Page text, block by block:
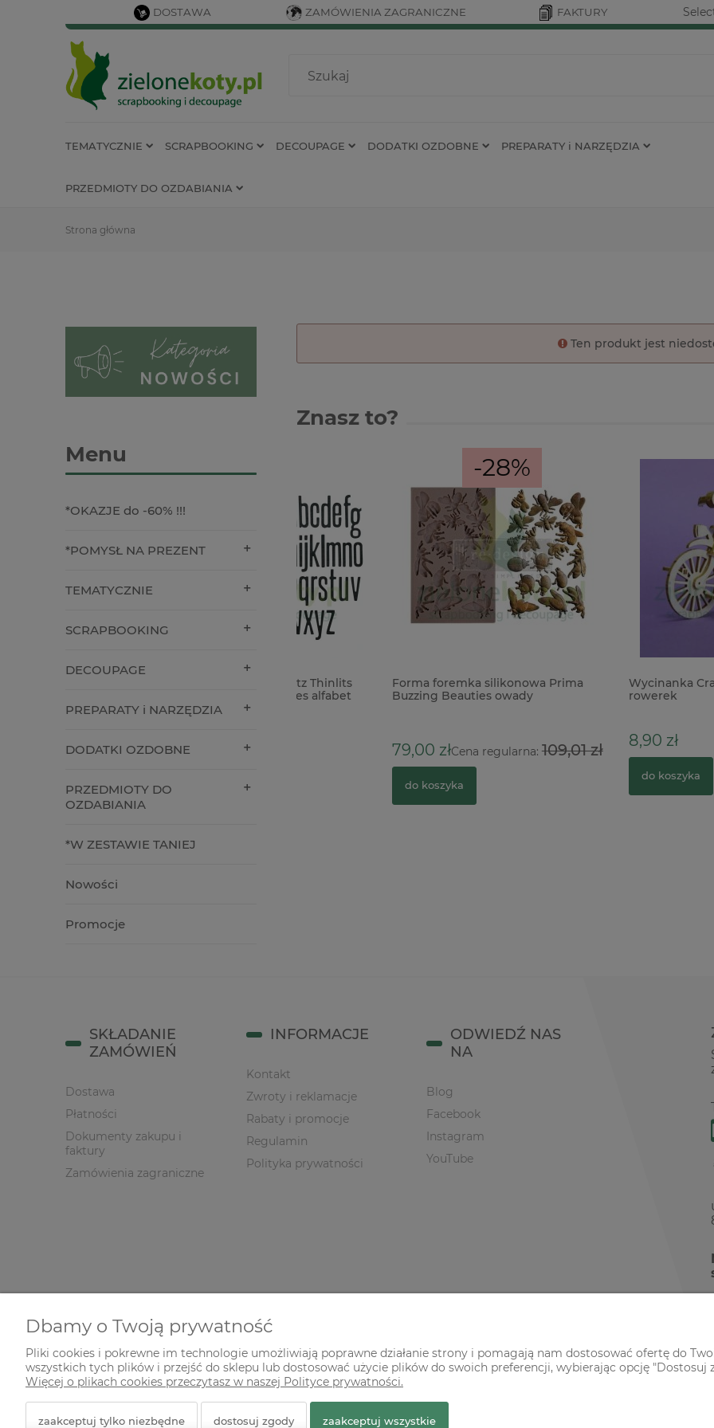
DOSTAWA ZAMÓWIENIA ZAGRANICZNE FAKTURY
TEMATYCZNIE SCRAPBOOKING DECOUPAGE DODATKI OZDOBNE PREPARATY i NARZĘDZIA
PRZEDMIOTY DO OZDABIANIA
Strona główna
Menu
*OKAZJE do -60% !!!
*POMYSŁ NA PREZENT
TEMATYCZNIE
SCRAPBOOKING
DECOUPAGE
PREPARATY i NARZĘDZIA
DODATKI OZDOBNE
PRZEDMIOTY DO
OZDABIANIA
*W ZESTAWIE TANIEJ
Nowości
Promocje
Ten produkt jest
Znasz to?
Forma foremka silikonowa Prima
Buzzing Beauties owady
Cena regularna:109,01 zł
Wycinanka Crafty Moly 3D
8,90 zł
SKŁADANIE
ZAMÓWIEŃ
Dostawa
Płatności
Dokumenty zakupu i
faktury
Zamówienia zagraniczne
INFORMACJE
Kontakt
Zwroty i reklamacje
Rabaty i promocje
Regulamin
Polityka prywatności
ODWIEDŹ NAS
NA
Blog
Facebook
Instagram
YouTube
© 2026 zielonekoty.pl. Wszelkie prawa zastrzeżone.
Dbamy o Twoją prywatność
Pliki cookies i pokrewne im technologie umożliwiają poprawne działanie strony i pomagają nam dostosować ofertę do
wszystkich tych plików i przejść do sklepu lub dostosować użycie plików do swoich preferencji, wybierając opcję "Dostosuj
Więcej o plikach cookies przeczytasz w naszej Polityce prywatności.
zaakceptuj tylko niezbędne dostosuj zgody zaakceptuj wszystkie